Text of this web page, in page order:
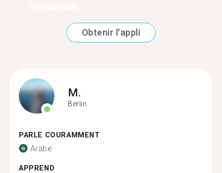
Obtenir l'appli
M.
Berlin
PARLE COURAMMENT
Arabe
APPREND